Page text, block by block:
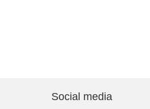
Social media